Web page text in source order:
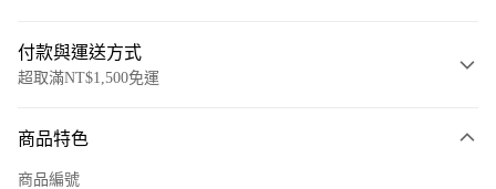
付款與運送方式
超取滿NT$1,500免運
信用卡一次付款
商品特色
商品編號